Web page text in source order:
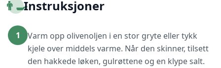
👨‍🍳Instruksjoner
1
Varm opp olivenoljen i en stor gryte eller tykk
kjele over middels varme. Når den skinner, tilsett
den hakkede løken, gulrøttene og en klype salt.